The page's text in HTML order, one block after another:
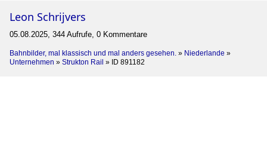
Leon Schrijvers
05.08.2025, 344 Aufrufe, 0 Kommentare
Bahnbilder, mal klassisch und mal anders gesehen. » Niederlande »
Unternehmen » Strukton Rail » ID 891182